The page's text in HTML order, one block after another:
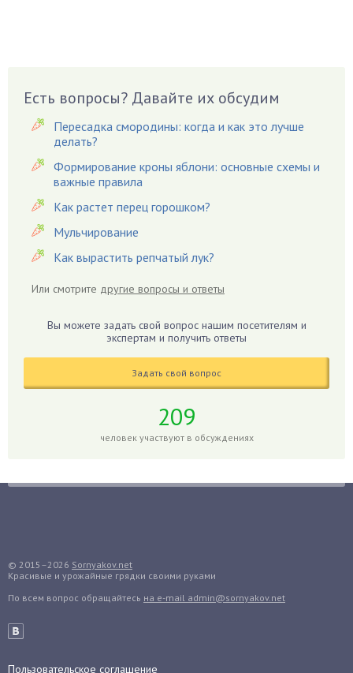
Вешенки
Виноград
Вредители
Гардения
Гацания
Гвоздики
Георгины
Гиацинт
Гладиолусы
Гранат
Грядки
Гуава
Декабрист
Есть вопросы? Давайте их обсудим
Пересадка смородины: когда и как это лучше
делать?
Формирование кроны яблони: основные схемы и
важные правила
Как растет перец горошком?
Мульчирование
Как вырастить репчатый лук?
Или смотрите другие вопросы и ответы
Вы можете задать свой вопрос нашим посетителям и
экспертам и получить ответы
Задать свой вопрос
209
человек участвуют в обсуждениях
© 2015–2026 Sornyakov.net
Красивые и урожайные грядки своими руками
По всем вопрос обращайтесь на e-mail admin@sornyakov.net
Пользовательское соглашение